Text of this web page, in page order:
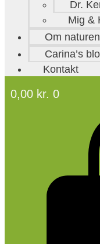
Dr.
Mig &
Om
Carina’s
Kontakt
0,00 kr. 0